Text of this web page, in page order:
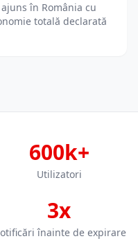
în România cu
totală declarată
600k+
Utilizatori
3x
înainte de expirare